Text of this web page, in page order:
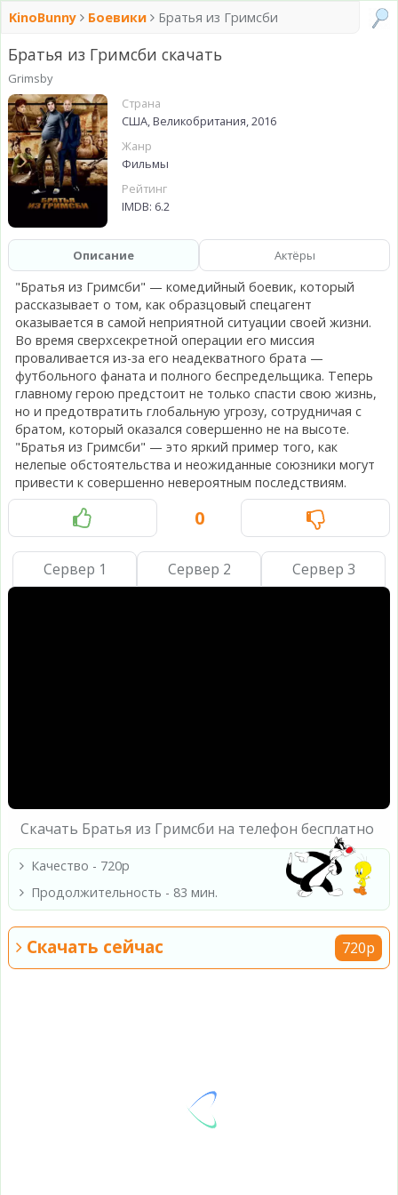
KinoBunny Боевики Братья из Гримсби
Братья из Гримсби скачать
Grimsby
Страна
США, Великобритания, 2016
Жанр
Фильмы
Рейтинг
IMDB: 6.2
Описание Актёры
"Братья из Гримсби" — комедийный боевик, который
рассказывает о том, как образцовый спецагент
оказывается в самой неприятной ситуации своей жизни.
Во время сверхсекретной операции его миссия
проваливается из-за его неадекватного брата —
футбольного фаната и полного беспредельщика. Теперь
главному герою предстоит не только спасти свою жизнь,
но и предотвратить глобальную угрозу, сотрудничая с
братом, который оказался совершенно не на высоте.
"Братья из Гримсби" — это яркий пример того, как
нелепые обстоятельства и неожиданные союзники могут
привести к совершенно невероятным последствиям.
0
Сервер 1 Сервер 2 Сервер 3
Скачать Братья из Гримсби на телефон бесплатно
Качество - 720p
Продолжительность - 83 мин.
Скачать сейчас 720p